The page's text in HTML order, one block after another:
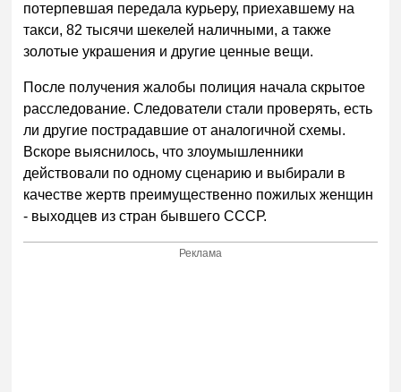
потерпевшая передала курьеру, приехавшему на
такси, 82 тысячи шекелей наличными, а также
золотые украшения и другие ценные вещи.
После получения жалобы полиция начала скрытое
расследование. Следователи стали проверять, есть
ли другие пострадавшие от аналогичной схемы.
Вскоре выяснилось, что злоумышленники
действовали по одному сценарию и выбирали в
качестве жертв преимущественно пожилых женщин
- выходцев из стран бывшего СССР.
Реклама